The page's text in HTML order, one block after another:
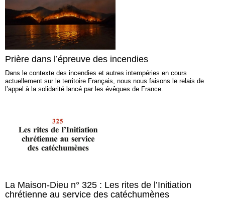
Prière dans l’épreuve des incendies
Dans le contexte des incendies et autres intempéries en cours
actuellement sur le territoire Français, nous nous faisons le relais de
l’appel à la solidarité lancé par les évêques de France.
La Maison-Dieu n° 325 : Les rites de l’Initiation
chrétienne au service des catéchumènes